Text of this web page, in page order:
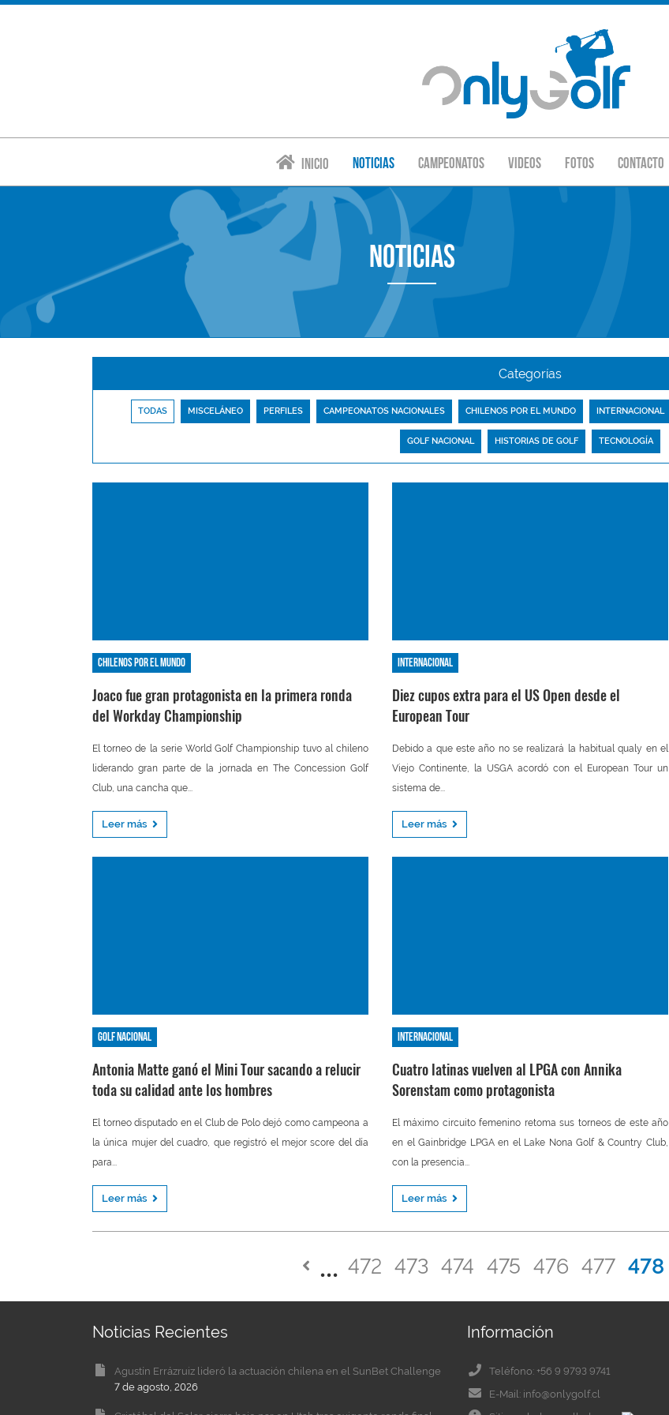
Inicio Noticias Campeonatos Videos Fotos Contacto
Noticias
Categorías
TODAS MISCELÁNEO PERFILES CAMPEONATOS NACIONALES CHILENOS POR EL MUNDO INTERNACIONAL
GOLF NACIONAL HISTORIAS DE GOLF TECNOLOGÍA
Chilenos por el mundo
Joaco fue gran protagonista en la primera ronda
del Workday Championship
El torneo de la serie World Golf Championship tuvo al chileno
liderando gran parte de la jornada en The Concession Golf
Club, una cancha que...
Leer más
Internacional
Diez cupos extra para el US Open desde el
European Tour
Debido a que este año no se realizará la habitual qualy en el
Viejo Continente, la USGA acordó con el European Tour un
sistema de...
Leer más
Golf nacional
Antonia Matte ganó el Mini Tour sacando a relucir
toda su calidad ante los hombres
El torneo disputado en el Club de Polo dejó como campeona a
la única mujer del cuadro, que registró el mejor score del día
para...
Leer más
Internacional
Cuatro latinas vuelven al LPGA con Annika
Sorenstam como protagonista
El máximo circuito femenino retoma sus torneos de este año
en el Gainbridge LPGA en el Lake Nona Golf & Country Club,
con la presencia...
Leer más
472 473 474 475 476 477 478
Noticias Recientes
Agustín Errázruiz lideró la actuación chilena en el SunBet Challenge
7 de agosto, 2026
Información
Teléfono: +56 9 9793 9741
E-Mail: info@onlygolf.cl